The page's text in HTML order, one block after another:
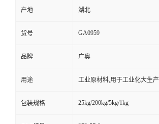
产地 湖北
货号 GA0959
品牌 广奥
用途 工业原材料,用于工业化大生产
包装规格 25kg/200kg/5kg/1kg